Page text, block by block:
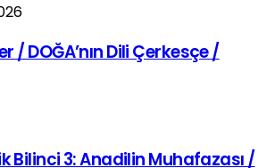
/ DOĞA’nın Dili Çerkesçe /
Bilinci 3: Anadilin Muhafazası /